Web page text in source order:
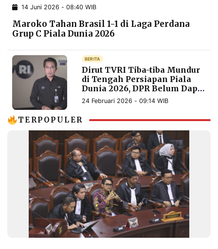
PENGADUAN TERM
SERVICE
IKUTI
KAMI
RESOLUSI
MEDIA
PRAMUDITA
Resolusi.co
14 Juni 2026 - 08:40 WIB
Maroko Tahan Brasil 1-1 di Laga Perdana
Grup C Piala Dunia 2026
BERITA
Dirut TVRI Tiba-tiba Mundur
di Tengah Persiapan Piala
Dunia 2026, DPR Belum Dapat
Keterangan Resmi
24 Februari 2026 - 09:14 WIB
TERPOPULER